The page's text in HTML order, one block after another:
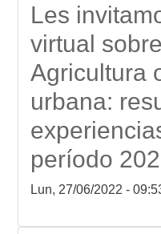
Les
virtual
Agricultura
urbana:
período
Lun, 27/06/2022 -